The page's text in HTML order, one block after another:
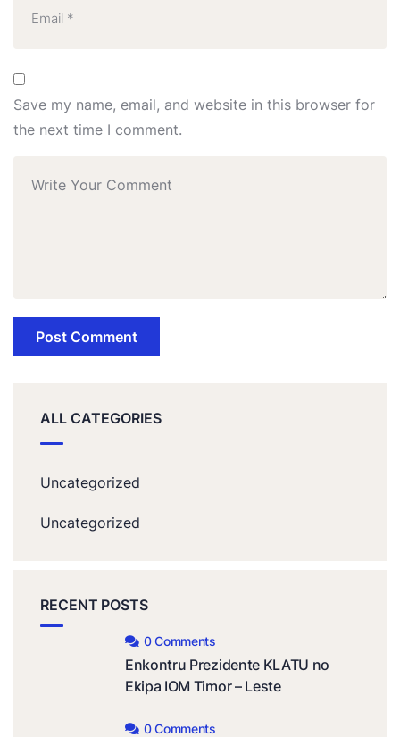
Save my name, email, and website in this browser for
the next time I comment.
ALL CATEGORIES
Uncategorized
Uncategorized
RECENT POSTS
0 Comments
Enkontru Prezidente KLATU no
Ekipa IOM Timor – Leste
0 Comments